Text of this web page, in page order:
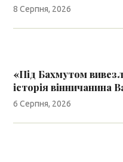
8 Серпня, 2026
«Під Бахмутом
історія вінничанина
6 Серпня, 2026